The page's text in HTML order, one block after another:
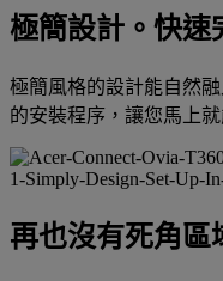
極簡設計。快速
極簡風格的設計能自然
的安裝程序，讓您馬上
再也沒有死角區